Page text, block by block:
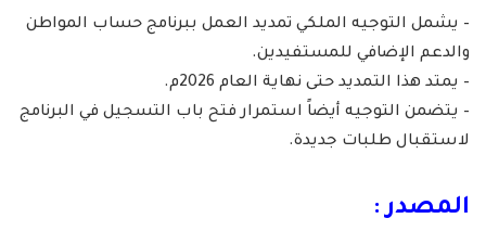
– يشمل التوجيه الملكي تمديد العمل ببرنامج حساب المواطن
والدعم الإضافي للمستفيدين.
– يمتد هذا التمديد حتى نهاية العام 2026م.
– يتضمن التوجيه أيضاً استمرار فتح باب التسجيل في البرنامج
لاستقبال طلبات جديدة.
المصدر :